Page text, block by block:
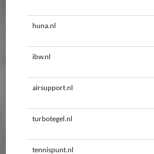
huna.nl
ibw.nl
airsupport.nl
turbotegel.nl
tennispunt.nl